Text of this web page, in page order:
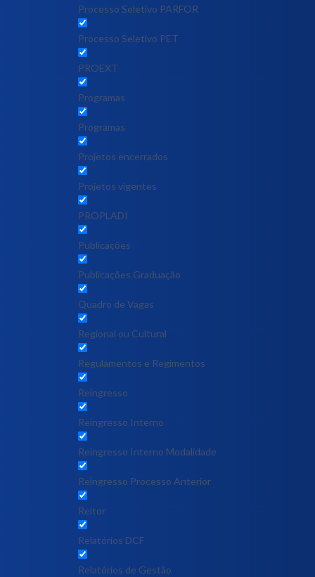
Processo Seletivo PARFOR
Processo Seletivo PET
PROEXT
Programas
Programas
Projetos encerrados
Projetos vigentes
PROPLADI
Publicações
Publicações Graduação
Quadro de Vagas
Regional ou Cultural
Regulamentos e Regimentos
Reingresso
Reingresso Interno
Reingresso Interno Modalidade
Reingresso Processo Anterior
Reitor
Relatórios DCF
Relatórios de Gestão